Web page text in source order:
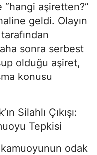
“hangi aşiretten?”
geldi. Olayın
sonra serbest
olduğu aşiret,
konusu
Silahlı Çıkışı:
Tepkisi
odak